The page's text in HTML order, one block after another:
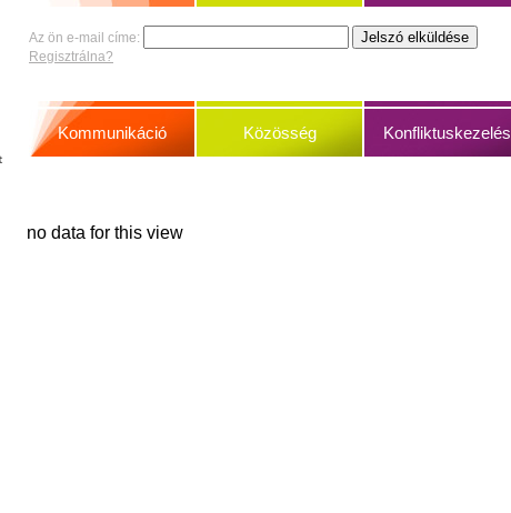
Az ön e-mail címe:
Regisztrálna?
Kommunikáció Közösség Konfliktuskezelés
no data for this view